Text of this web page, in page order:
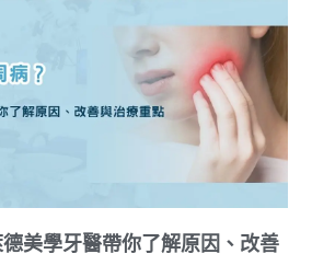
美學牙醫帶你了解原因、改善